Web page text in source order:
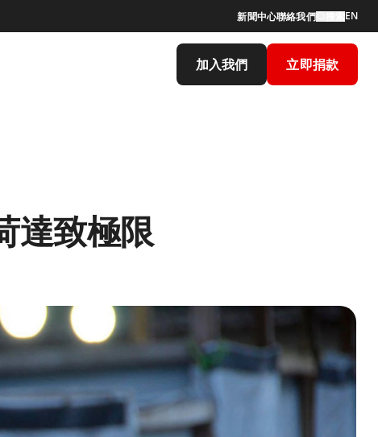
新聞中心聯絡我們 EN
加入我們 立即捐款
達致極限